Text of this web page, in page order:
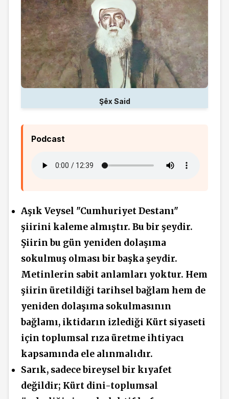
Şêx Said
Podcast
Aşık Veysel "Cumhuriyet Destanı"
şiirini kaleme almıştır. Bu bir şeydir.
Şiirin bu gün yeniden dolaşıma
sokulmuş olması bir başka şeydir.
Metinlerin sabit anlamları yoktur. Hem
şiirin üretildiği tarihsel bağlam hem de
yeniden dolaşıma sokulmasının
bağlamı, iktidarın izlediği Kürt siyaseti
için toplumsal rıza üretme ihtiyacı
kapsamında ele alınmalıdır.
Sarık, sadece bireysel bir kıyafet
değildir; Kürt dini-toplumsal